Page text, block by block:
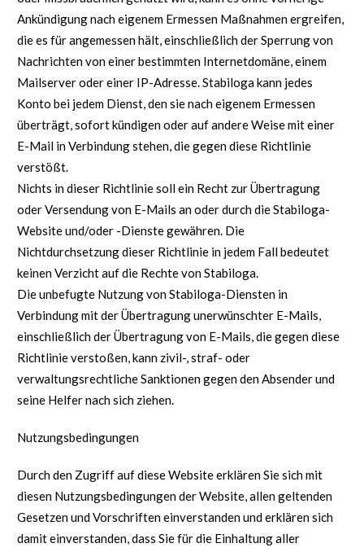
Ankündigung nach eigenem Ermessen Maßnahmen ergreifen,
die es für angemessen hält, einschließlich der Sperrung von
Nachrichten von einer bestimmten Internetdomäne, einem
Mailserver oder einer IP-Adresse. Stabiloga kann jedes
Konto bei jedem Dienst, den sie nach eigenem Ermessen
überträgt, sofort kündigen oder auf andere Weise mit einer
E-Mail in Verbindung stehen, die gegen diese Richtlinie
verstößt.
Nichts in dieser Richtlinie soll ein Recht zur Übertragung
oder Versendung von E-Mails an oder durch die Stabiloga-
Website und/oder -Dienste gewähren. Die
Nichtdurchsetzung dieser Richtlinie in jedem Fall bedeutet
keinen Verzicht auf die Rechte von Stabiloga.
Die unbefugte Nutzung von Stabiloga-Diensten in
Verbindung mit der Übertragung unerwünschter E-Mails,
einschließlich der Übertragung von E-Mails, die gegen diese
Richtlinie verstoßen, kann zivil-, straf- oder
verwaltungsrechtliche Sanktionen gegen den Absender und
seine Helfer nach sich ziehen.
Nutzungsbedingungen
Durch den Zugriff auf diese Website erklären Sie sich mit
diesen Nutzungsbedingungen der Website, allen geltenden
Gesetzen und Vorschriften einverstanden und erklären sich
damit einverstanden, dass Sie für die Einhaltung aller